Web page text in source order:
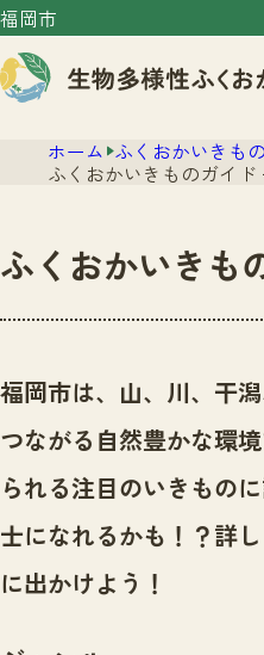
福岡市
センター紹介
センター紹介TOP
サイトポリシー
プライバシーポ
ニュースTOP
市の取組み
いきものガイド
いきものガイド
注目のいきもの
生物多様性のめぐ
イベント
いきもの調査隊
調査レポート
ホーム ふくおかいきも
ふくおかいきものガイド
ふくおかいきも
福岡市は、山、川、干
つながる自然豊かな環境
られる注目のいきもの
士になれるかも！？詳
に出かけよう！